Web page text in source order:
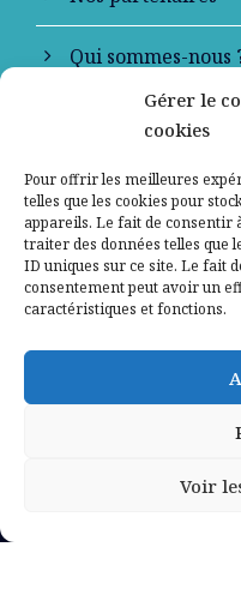
Gérer le
cookies
Pour offrir les meilleures
telles que les cookies pour
appareils. Le fait de consentir
traiter des données telles que
ID uniques sur ce site. Le fait
consentement peut avoir un
caractéristiques et fonctions.
Voir
Qui sommes-nous
Contactez-nous
Mentions légales
Politique de